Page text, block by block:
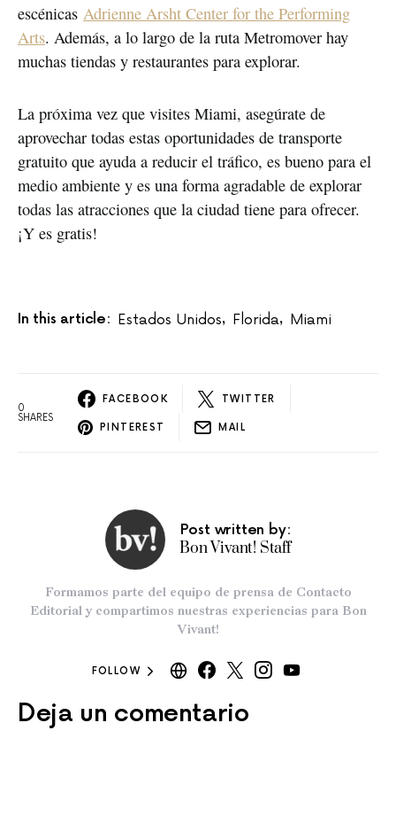
escénicas Adrienne Arsht Center for the Performing
Arts. Además, a lo largo de la ruta Metromover hay
muchas tiendas y restaurantes para explorar.
La próxima vez que visites Miami, asegúrate de
aprovechar todas estas oportunidades de transporte
gratuito que ayuda a reducir el tráfico, es bueno para el
medio ambiente y es una forma agradable de explorar
todas las atracciones que la ciudad tiene para ofrecer.
¡Y es gratis!
In this article: Estados Unidos, Florida, Miami
0
SHARES
FACEBOOK TWITTER
PINTEREST MAIL
Post written by:
Bon Vivant! Staff
Formamos parte del equipo de prensa de Contacto
Editorial y compartimos nuestras experiencias para Bon
Vivant!
FOLLOW
Deja un comentario